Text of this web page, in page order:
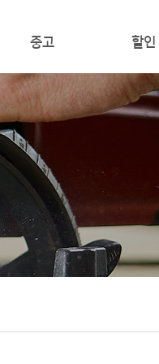
중고
전동공구
엔진/건설/배관공구
용접/에어공구
운반/하역/청소/세척기
기타
할인
할인